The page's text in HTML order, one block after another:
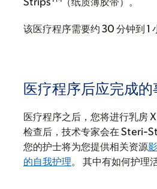
该医疗程序需要约 30 分钟到 1
医疗程序后应完成的
医疗程序之后，您将进行乳房
检查后，技术专家会在 Steri-
您的护士将为您提供相关资源
的自我护理。 其中有如何护理